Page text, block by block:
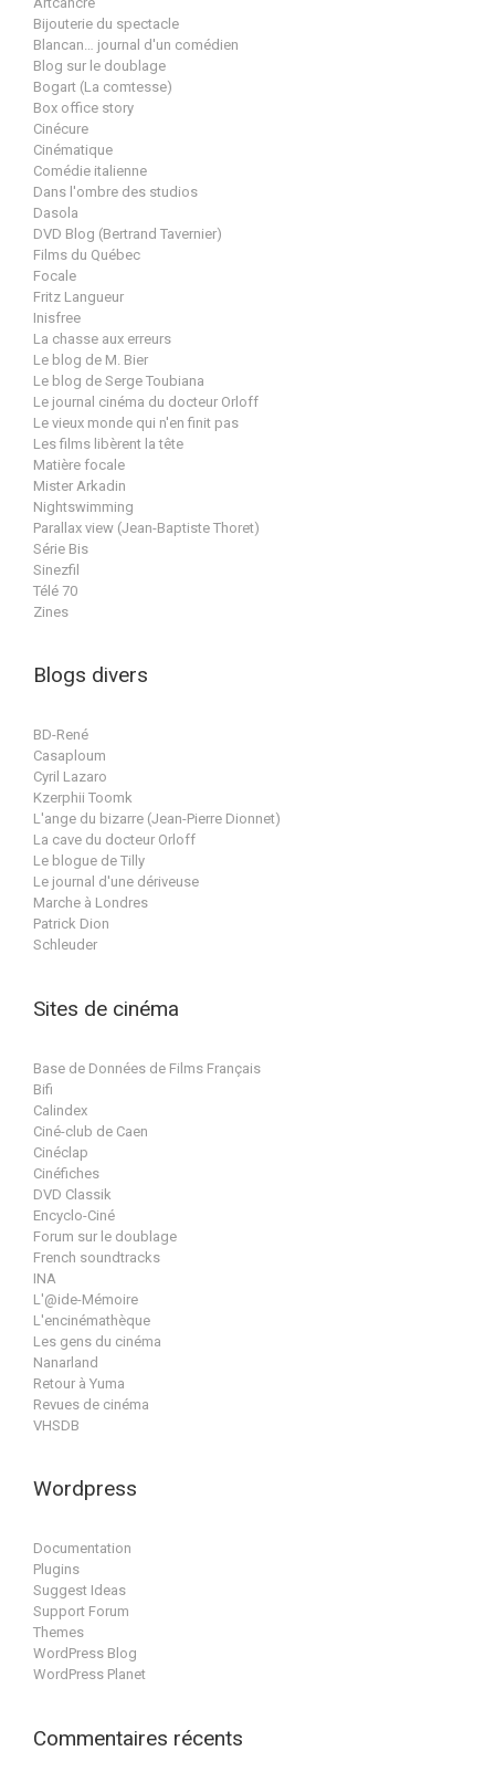
Bijouterie du spectacle
Blancan… journal d'un comédien
Blog sur le doublage
Bogart (La comtesse)
Box office story
Cinécure
Cinématique
Comédie italienne
Dans l'ombre des studios
Dasola
DVD Blog (Bertrand Tavernier)
Films du Québec
Focale
Fritz Langueur
Inisfree
La chasse aux erreurs
Le blog de M. Bier
Le blog de Serge Toubiana
Le journal cinéma du docteur Orloff
Le vieux monde qui n'en finit pas
Les films libèrent la tête
Matière focale
Mister Arkadin
Nightswimming
Parallax view (Jean-Baptiste Thoret)
Série Bis
Sinezfil
Télé 70
Zines
Blogs divers
BD-René
Casaploum
Cyril Lazaro
Kzerphii Toomk
L'ange du bizarre (Jean-Pierre Dionnet)
La cave du docteur Orloff
Le blogue de Tilly
Le journal d'une dériveuse
Marche à Londres
Patrick Dion
Schleuder
Sites de cinéma
Base de Données de Films Français
Bifi
Calindex
Ciné-club de Caen
Cinéclap
Cinéfiches
DVD Classik
Encyclo-Ciné
Forum sur le doublage
French soundtracks
INA
L'@ide-Mémoire
L'encinémathèque
Les gens du cinéma
Nanarland
Retour à Yuma
Revues de cinéma
VHSDB
Wordpress
Documentation
Plugins
Suggest Ideas
Support Forum
Themes
WordPress Blog
WordPress Planet
Commentaires récents